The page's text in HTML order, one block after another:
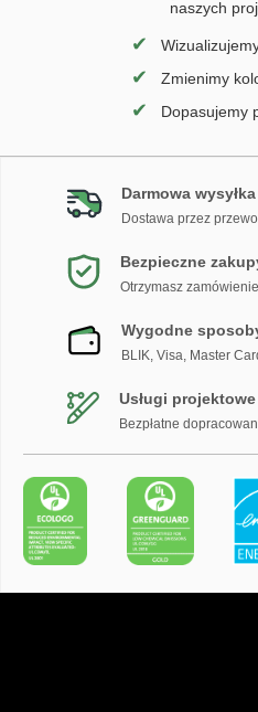
naszych
✔
✔ Zmienimy
✔ Dopasujemy
Darmowa
Dostawa przez
Bezpieczne
Otrzymasz
Wygodne
BLIK, Visa, Master
Usługi projektowe
Bezpłatne